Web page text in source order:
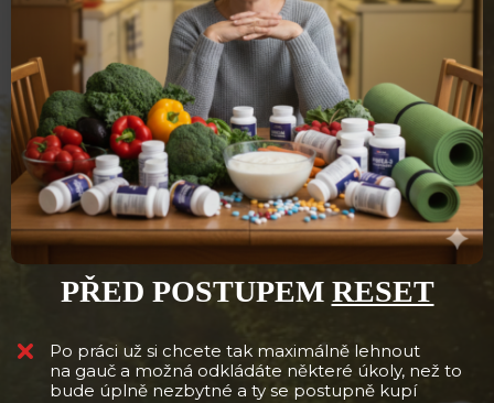
PŘED POSTUPEM RESET
Po práci už si chcete tak maximálně lehnout
na gauč a možná odkládáte některé úkoly, než to
bude úplně nezbytné a ty se postupně kupí